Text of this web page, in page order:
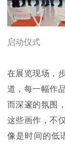
启动仪式
在展览现场，
道，每一幅作
而深邃的氛围
这些画作，不
像是时间的低